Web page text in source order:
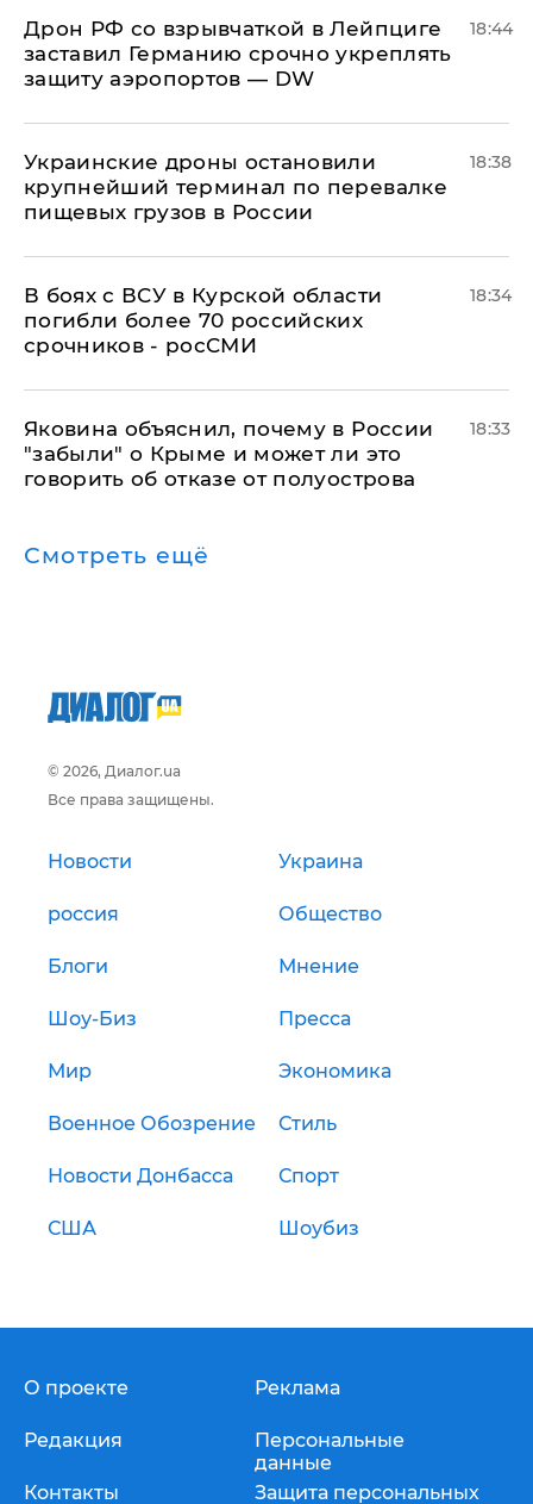
​Дрон РФ со взрывчаткой в Лейпциге
заставил Германию срочно укреплять
защиту аэропортов — DW
18:44
Украинские дроны остановили
крупнейший терминал по перевалке
пищевых грузов в России
18:38
В боях с ВСУ в Курской области
погибли более 70 российских
срочников - росСМИ
18:34
Яковина объяснил, почему в России
"забыли" о Крыме и может ли это
говорить об отказе от полуострова
18:33
Смотреть ещё
© 2026, Диалог.ua
Все права защищены.
Новости Украина
россия Общество
Блоги Мнение
Шоу-Биз Пресса
Мир Экономика
Военное Обозрение Стиль
Новости Донбасса Спорт
США Шоубиз
О проекте
Редакция
Контакты
Реклама
Персональные
данные
Защита персональных